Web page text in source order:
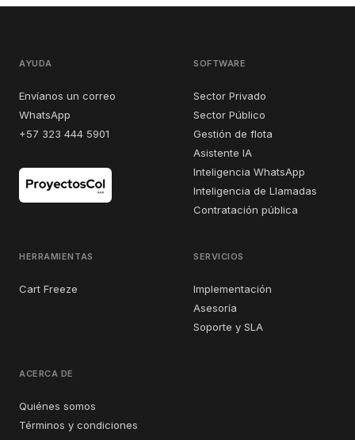
AYUDA
Envíanos un correo
WhatsApp
+57 323 444 5901
SOFTWARE
Sector Privado
Sector Público
Gestión de flota
Asistente IA
Inteligencia WhatsApp
Inteligencia de Llamadas
Contratación pública
HERRAMIENTAS
Cart Freeze
SERVICIOS
Implementación
Asesoría
Soporte y SLA
ACERCA DE
Quiénes somos
Términos y condiciones